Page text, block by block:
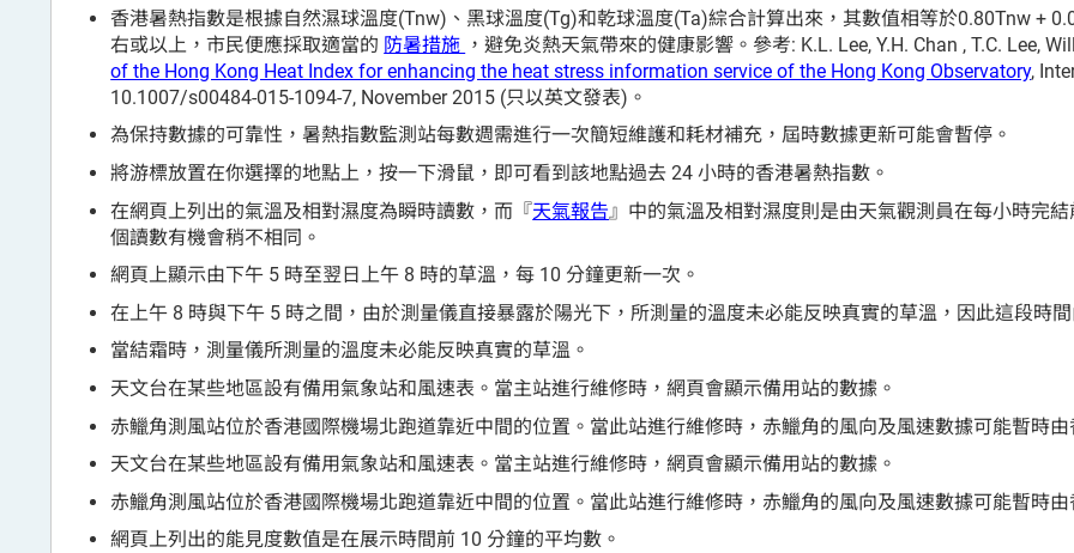
香港暑熱指數是根據自然濕球溫度(Tnw)、黑球溫度(Tg)和乾球溫度(Ta)綜合計算出來，其數值相等於0.80Tnw +
右或以上，市民便應採取適當的 防暑措施 ，避免炎熱天氣帶來的健康影響。參考: K.L. Lee, Y.H. Chan , T.C. Lee,
of the Hong Kong Heat Index for enhancing the heat stress information service of the Hong Kong Observatory,
10.1007/s00484-015-1094-7, November 2015 (只以英文發表)。
為保持數據的可靠性，暑熱指數監測站每數週需進行一次簡短維護和耗材補充，屆時數據更新可能會暫停。
將游標放置在你選擇的地點上，按一下滑鼠，即可看到該地點過去 24 小時的香港暑熱指數。
在網頁上列出的氣溫及相對濕度為瞬時讀數，而『天氣報告』中的氣溫及相對濕度則是由天氣觀測員在每小時完
個讀數有機會稍不相同。
網頁上顯示由下午 5 時至翌日上午 8 時的草溫，每 10 分鐘更新一次。
在上午 8 時與下午 5 時之間，由於測量儀直接暴露於陽光下，所測量的溫度未必能反映真實的草溫，因此這段時
當結霜時，測量儀所測量的溫度未必能反映真實的草溫。
天文台在某些地區設有備用氣象站和風速表。當主站進行維修時，網頁會顯示備用站的數據。
赤鱲角測風站位於香港國際機場北跑道靠近中間的位置。當此站進行維修時，赤鱲角的風向及風速數據可能暫時
天文台在某些地區設有備用氣象站和風速表。當主站進行維修時，網頁會顯示備用站的數據。
赤鱲角測風站位於香港國際機場北跑道靠近中間的位置。當此站進行維修時，赤鱲角的風向及風速數據可能暫時
網頁上列出的能見度數值是在展示時間前 10 分鐘的平均數。